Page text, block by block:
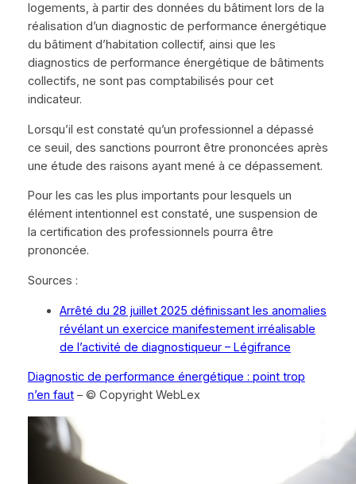
logements, à partir des données du bâtiment lors de la
réalisation d’un diagnostic de performance énergétique
du bâtiment d’habitation collectif, ainsi que les
diagnostics de performance énergétique de bâtiments
collectifs, ne sont pas comptabilisés pour cet
indicateur.
Lorsqu’il est constaté qu’un professionnel a dépassé
ce seuil, des sanctions pourront être prononcées après
une étude des raisons ayant mené à ce dépassement.
Pour les cas les plus importants pour lesquels un
élément intentionnel est constaté, une suspension de
la certification des professionnels pourra être
prononcée.
Sources :
Arrêté du 28 juillet 2025 définissant les anomalies
révélant un exercice manifestement irréalisable
de l’activité de diagnostiqueur – Légifrance
Diagnostic de performance énergétique : point trop
n’en faut– © Copyright WebLex